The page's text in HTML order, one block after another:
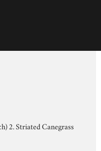
2. Striated Canegrass